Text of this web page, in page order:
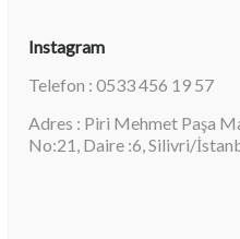
Instagram
Telefon : 0533 456 19 57
Adres : Piri Mehmet Paşa
No:21, Daire :6, Silivri/